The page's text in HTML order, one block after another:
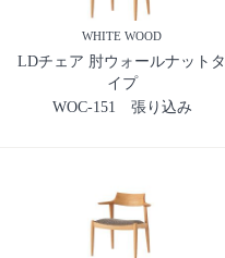
WHITE WOOD
LDチェア 肘ウォールナットタ
イプ
WOC-151 張り込み